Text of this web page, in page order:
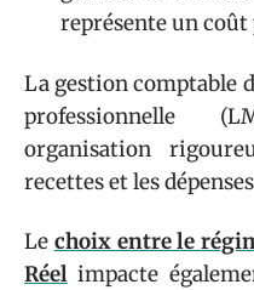
représente un
La gestion comptable
professionnelle
organisation
recettes et les
Le choix entre le
Réel impacte